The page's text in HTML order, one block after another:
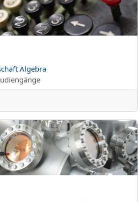
Algebra
1 / Quantum Field Theory 1